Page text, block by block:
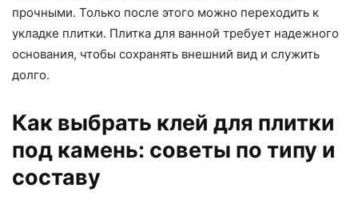
прочными. Только после этого можно переходить к
укладке плитки. Плитка для ванной требует надежного
основания, чтобы сохранять внешний вид и служить
долго.
Как выбрать клей для плитки
под камень: советы по типу и
составу